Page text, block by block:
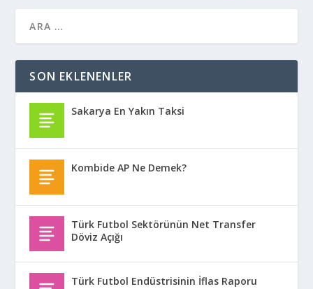
SON EKLENENLER
Sakarya En Yakın Taksi
Kombide AP Ne Demek?
Türk Futbol Sektörünün Net Transfer
Döviz Açığı
Türk Futbol Endüstrisinin İflas Raporu